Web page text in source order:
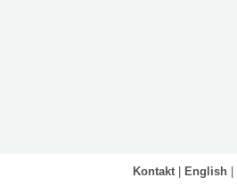
Kontakt English